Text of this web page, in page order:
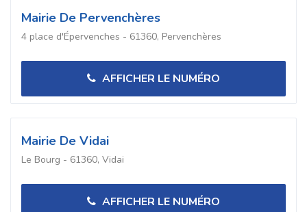
Mairie De Pervenchères
4 place d'Épervenches - 61360, Pervenchères
AFFICHER LE NUMÉRO
Mairie De Vidai
Le Bourg - 61360, Vidai
AFFICHER LE NUMÉRO